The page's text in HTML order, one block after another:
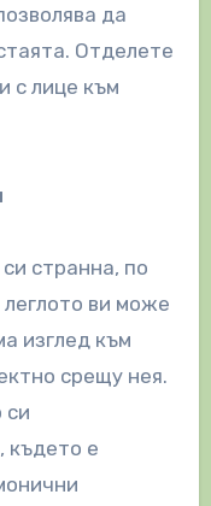
да
Отделете
с лице към
странна, по
ви може
изглед към
срещу нея.
си
където е